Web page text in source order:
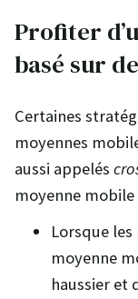
Profiter
basé sur
Certaines
moyennes
aussi appelés
moyenne mobile
Lorsque
moyenne
haussier et